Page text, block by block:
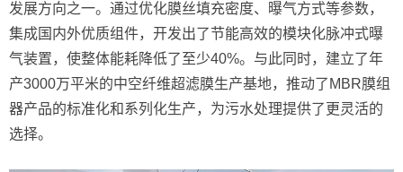
发展方向之一。通过优化膜丝填充密度、曝气方式等参数，
集成国内外优质组件，开发出了节能高效的模块化脉冲式曝
气装置，使整体能耗降低了至少40%。与此同时，建立了年
产3000万平米的中空纤维超滤膜生产基地，推动了MBR膜组
器产品的标准化和系列化生产，为污水处理提供了更灵活的
选择。